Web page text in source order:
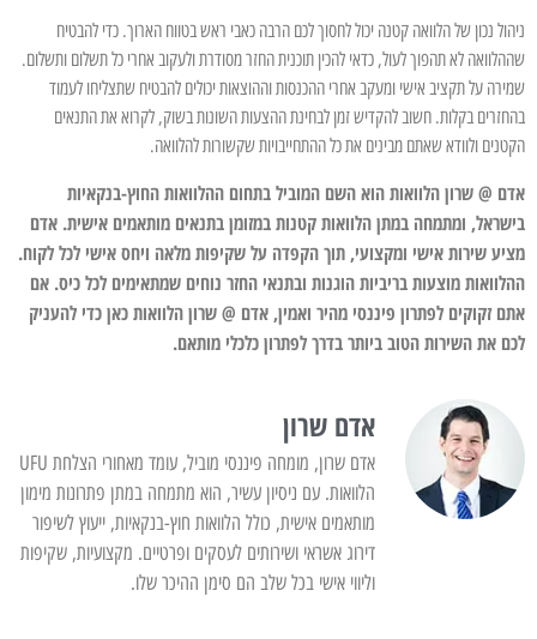
ניהול נכון של הלוואה קטנה יכול לחסוך לכם הרבה כאבי ראש בטווח הארוך. כדי להבטיח
שההלוואה לא תהפוך לעול, כדאי להכין תוכנית החזר מסודרת ולעקוב אחרי כל תשלום ותשלום.
שמירה על תקציב אישי ומעקב אחרי ההכנסות וההוצאות יכולים להבטיח שתצליחו לעמוד
בהחזרים בקלות. חשוב להקדיש זמן לבחינת ההצעות השונות בשוק, לקרוא את התנאים
הקטנים ולוודא שאתם מבינים את כל ההתחייבויות שקשורות להלוואה.
אדם @ שרון הלוואות הוא השם המוביל בתחום ההלוואות החוץ-בנקאיות
בישראל, ומתמחה במתן הלוואות קטנות במזומן בתנאים מותאמים אישית. אדם
מציע שירות אישי ומקצועי, תוך הקפדה על שקיפות מלאה ויחס אישי לכל לקוח.
ההלוואות מוצעות בריביות הוגנות ובתנאי החזר נוחים שמתאימים לכל כיס. אם
אתם זקוקים לפתרון פיננסי מהיר ואמין, אדם @ שרון הלוואות כאן כדי להעניק
לכם את השירות הטוב ביותר בדרך לפתרון כלכלי מותאם.
אדם שרון
אדם שרון, מומחה פיננסי מוביל, עומד מאחורי הצלחת UFU
הלוואות. עם ניסיון עשיר, הוא מתמחה במתן פתרונות מימון
מותאמים אישית, כולל הלוואות חוץ-בנקאיות, ייעוץ לשיפור
דירוג אשראי ושירותים לעסקים ופרטיים. מקצועיות, שקיפות
וליווי אישי בכל שלב הם סימן ההיכר שלו.